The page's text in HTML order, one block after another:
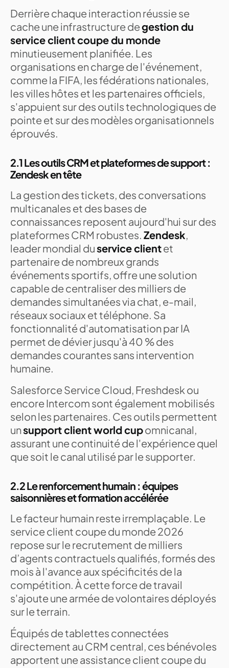
Derrière chaque interaction réussie se
cache une infrastructure degestion du
service client coupe du monde
minutieusement planifiée. Les
organisations en charge de l'événement,
comme la FIFA, les fédérations nationales,
les villes hôtes et les partenaires officiels,
s'appuient sur des outils technologiques de
pointe et sur des modèles organisationnels
éprouvés.
2.1 Les outils CRM et plateformes de support :
Zendesk en tête
La gestion des tickets, des conversations
multicanales et des bases de
connaissances reposent aujourd'hui sur des
plateformes CRM robustes. Zendesk,
leader mondial duservice clientet
partenaire de nombreux grands
événements sportifs, offre une solution
capable de centraliser des milliers de
demandes simultanées via chat, e-mail,
réseaux sociaux et téléphone. Sa
fonctionnalité d'automatisation par IA
permet de dévier jusqu'à 40 % des
demandes courantes sans intervention
humaine.
Salesforce Service Cloud, Freshdesk ou
encore Intercom sont également mobilisés
selon les partenaires. Ces outils permettent
unsupport client world cupomnicanal,
assurant une continuité de l'expérience quel
que soit le canal utilisé par le supporter.
2.2 Le renforcement humain : équipes
saisonnières et formation accélérée
Le facteur humain reste irremplaçable. Le
service client coupe du monde 2026
repose sur le recrutement de milliers
d’agents contractuels qualifiés, formés des
mois à l'avance aux spécificités de la
compétition. À cette force de travail
s'ajoute une armée de volontaires déployés
sur le terrain.
Équipés de tablettes connectées
directement au CRM central, ces bénévoles
apportent une assistance client coupe du